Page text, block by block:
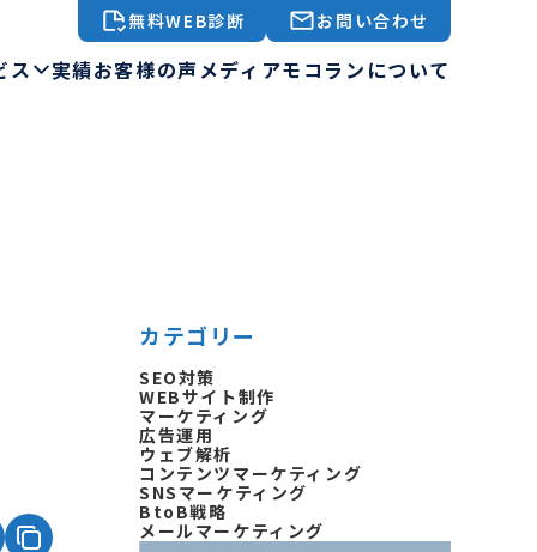
無料WEB診断 お問い合わせ
ス 実績お客様の声 メディアモコランについて
カテゴリー
SEO対策
WEBサイト制作
マーケティング
広告運用
ウェブ解析
コンテンツマーケティング
SNSマーケティング
BtoB戦略
メールマーケティング